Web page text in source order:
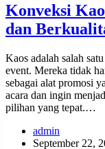
Konveksi
dan
Kaos adalah salah
event. Mereka tidak
sebagai alat promosi
acara dan ingin
pilihan yang tepat.…
admin
September 22,